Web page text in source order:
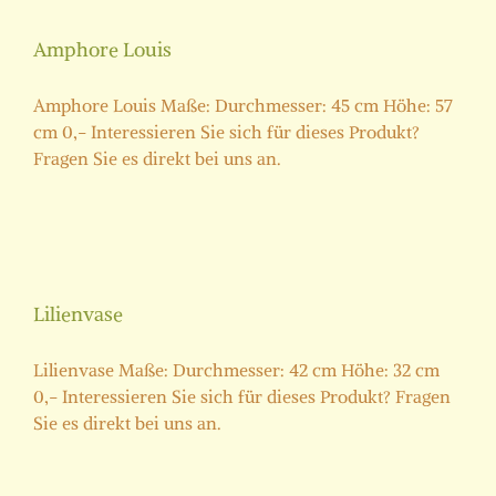
Amphore Louis
Amphore Louis Maße: Durchmesser: 45 cm Höhe: 57
cm 0,- Interessieren Sie sich für dieses Produkt?
Fragen Sie es direkt bei uns an.
Lilienvase
Lilienvase Maße: Durchmesser: 42 cm Höhe: 32 cm
0,- Interessieren Sie sich für dieses Produkt? Fragen
Sie es direkt bei uns an.